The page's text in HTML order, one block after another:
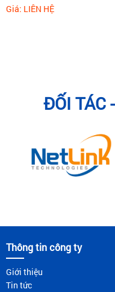
Giá: LIÊN HỆ
ĐỐI TÁC
Thông tin công ty
Giới thiệu
Tin tức